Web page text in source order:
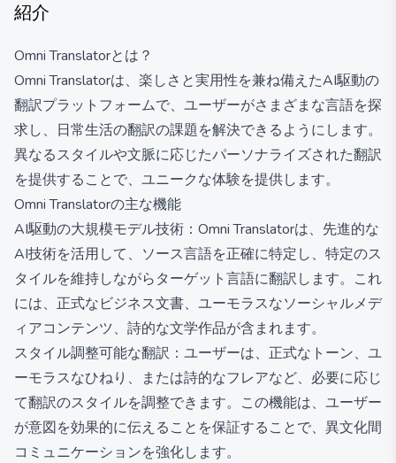
紹介
Omni Translatorとは？
Omni Translatorは、楽しさと実用性を兼ね備えたAI駆動の
翻訳プラットフォームで、ユーザーがさまざまな言語を探
求し、日常生活の翻訳の課題を解決できるようにします。
異なるスタイルや文脈に応じたパーソナライズされた翻訳
を提供することで、ユニークな体験を提供します。
Omni Translatorの主な機能
AI駆動の大規模モデル技術：Omni Translatorは、先進的な
AI技術を活用して、ソース言語を正確に特定し、特定のス
タイルを維持しながらターゲット言語に翻訳します。これ
には、正式なビジネス文書、ユーモラスなソーシャルメデ
ィアコンテンツ、詩的な文学作品が含まれます。
スタイル調整可能な翻訳：ユーザーは、正式なトーン、ユ
ーモラスなひねり、または詩的なフレアなど、必要に応じ
て翻訳のスタイルを調整できます。この機能は、ユーザー
が意図を効果的に伝えることを保証することで、異文化間
コミュニケーションを強化します。